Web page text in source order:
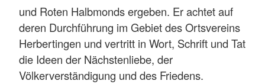
und Roten Halbmonds ergeben. Er achtet auf
deren Durchführung im Gebiet des Ortsvereins
Herbertingen und vertritt in Wort, Schrift und Tat
die Ideen der Nächstenliebe, der
Völkerverständigung und des Friedens.